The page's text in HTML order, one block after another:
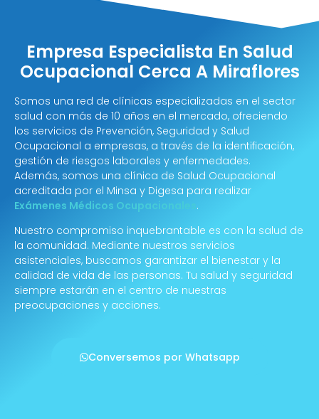
Empresa Especialista En Salud
Ocupacional Cerca A Miraflores
Somos una red de clínicas especializadas en el sector
salud con más de 10 años en el mercado, ofreciendo
los servicios de Prevención, Seguridad y Salud
Ocupacional a empresas, a través de la identificación,
gestión de riesgos laborales y enfermedades.
Además, somos una clínica de Salud Ocupacional
acreditada por el Minsa y Digesa para realizar
Exámenes Médicos Ocupacionales .
Nuestro compromiso inquebrantable es con la salud de
la comunidad. Mediante nuestros servicios
asistenciales, buscamos garantizar el bienestar y la
calidad de vida de las personas. Tu salud y seguridad
siempre estarán en el centro de nuestras
preocupaciones y acciones.
Conversemos por Whatsapp